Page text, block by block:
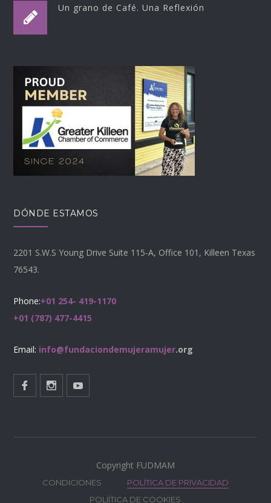
Un grano de Café. Una Reflexión
DÓNDE ESTAMOS
2201 S.W.S Young Drive Suite 115-A, Office 101, Killeen Texas
76543.
Phone:+01 254- 419-1170
+01 (787) 477-4415
Email: info@fundaciondemujeramujer.org
Copyright FUDMAM
CONDICIONES
POLÍTICA DE PRIVACIDAD
POLIÍTICA DE COOKIES